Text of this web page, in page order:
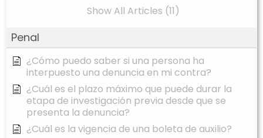
Show All Articles (11)
Penal
¿Cómo puedo saber si una persona ha
interpuesto una denuncia en mi contra?
¿Cuál es el plazo máximo que puede durar la
etapa de investigación previa desde que se
presenta la denuncia?
¿Cuál es la vigencia de una boleta de auxilio?